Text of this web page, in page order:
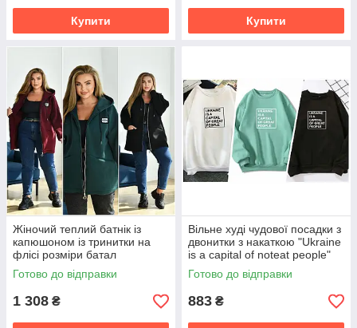
Купити Купити
Жіночий теплий батнік із
капюшоном із тринитки на
флісі розміри батал
Готово до відправки
1 308 ₴
Вільне худі чудової посадки з
двонитки з накаткою "Ukraine
is a capital of noteat people"
норма та батал
Готово до відправки
883 ₴